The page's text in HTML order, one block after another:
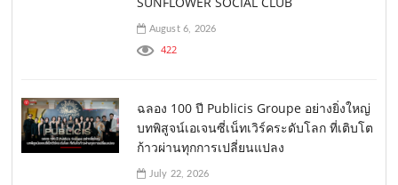
August 6, 2026
422
ฉลอง 100 ปี Publicis Groupe อย่างยิ่งใหญ่
บทพิสูจน์เอเจนซี่เน็ทเวิร์คระดับโลก ที่เติบโต
ก้าวผ่านทุกการเปลี่ยนแปลง
July 22, 2026